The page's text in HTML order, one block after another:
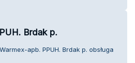
Brdak p.
apb. PPUH. Brdak p. obsługa